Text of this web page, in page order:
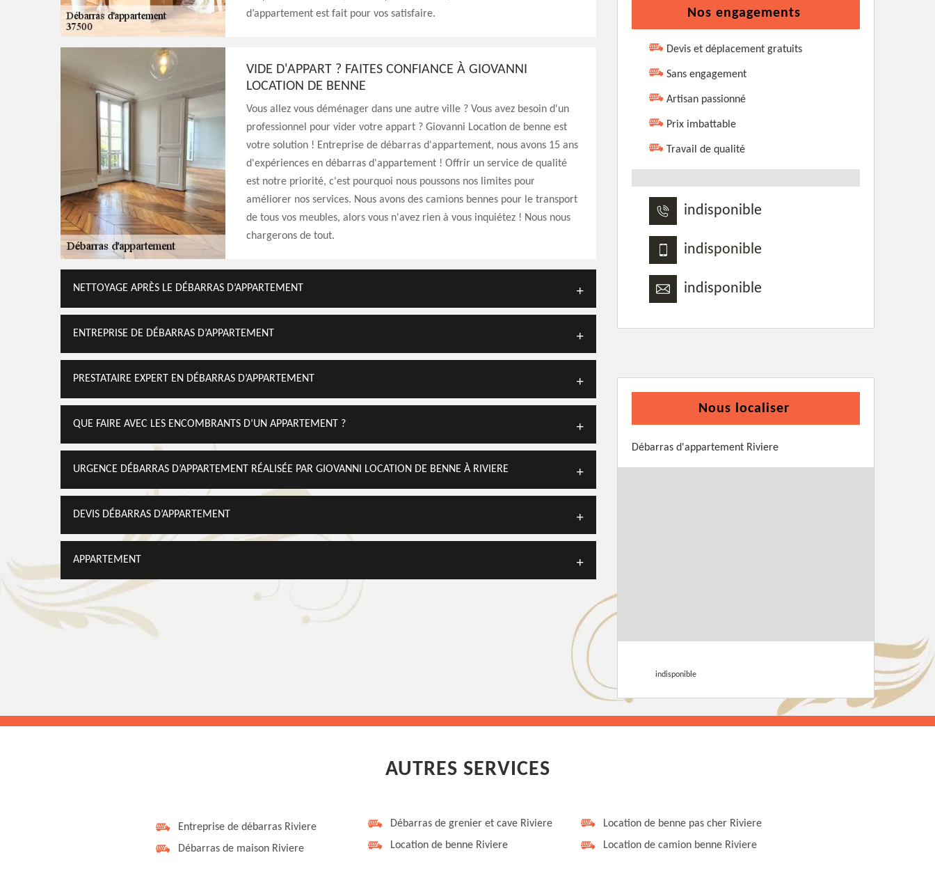
d’appartement est fait pour vos satisfaire.
VIDE D'APPART ? FAITES CONFIANCE À GIOVANNI
LOCATION DE BENNE
Vous allez vous déménager dans une autre ville ? Vous avez besoin d'un
professionnel pour vider votre appart ? Giovanni Location de benne est
votre solution ! Entreprise de débarras d'appartement, nous avons 15 ans
d'expériences en débarras d'appartement ! Offrir un service de qualité
est notre priorité, c'est pourquoi nous poussons nos limites pour
améliorer nos services. Nous avons des camions bennes pour le transport
de tous vos meubles, alors vous n'avez rien à vous inquiétez ! Nous nous
chargerons de tout.
NETTOYAGE APRÈS LE DÉBARRAS D’APPARTEMENT
ENTREPRISE DE DÉBARRAS D’APPARTEMENT
PRESTATAIRE EXPERT EN DÉBARRAS D’APPARTEMENT
QUE FAIRE AVEC LES ENCOMBRANTS D’UN APPARTEMENT ?
URGENCE DÉBARRAS D’APPARTEMENT RÉALISÉE PAR GIOVANNI LOCATION DE BENNE À RIVIERE
DEVIS DÉBARRAS D’APPARTEMENT
APPARTEMENT
Nos engagements
Devis et déplacement gratuits
Sans engagement
Artisan passionné
Prix imbattable
Travail de qualité
indisponible
indisponible
indisponible
Nous localiser
Débarras d'appartement Riviere
indisponible
AUTRES SERVICES
Entreprise de débarras Riviere
Débarras de maison Riviere
Débarras de grenier et cave Riviere
Location de benne Riviere
Location de benne pas cher Riviere
Location de camion benne Riviere